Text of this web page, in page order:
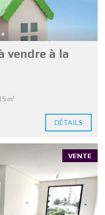
vendre à la
m²
DÉTAILS
VENTE